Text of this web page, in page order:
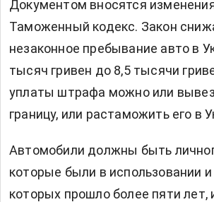
Документом вносятся
Таможенный кодекс. Закон
незаконное пребывание авто в
тысяч гривен до 8,5 тысячи
уплаты штрафа можно или
границу, или растаможить его в
Автомобили должны быть
которые были в использовании
которых прошло более пяти лет,